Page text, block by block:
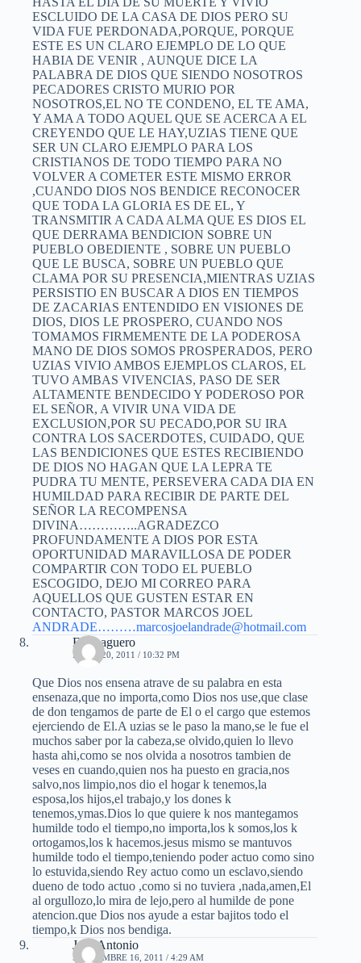
ESCLUIDO DE LA CASA DE DIOS PERO SU
VIDA FUE PERDONADA,PORQUE, PORQUE
ESTE ES UN CLARO EJEMPLO DE LO QUE
HABIA DE VENIR , AUNQUE DICE LA
PALABRA DE DIOS QUE SIENDO NOSOTROS
PECADORES CRISTO MURIO POR
NOSOTROS,EL NO TE CONDENO, EL TE AMA,
Y AMA A TODO AQUEL QUE SE ACERCA A EL
CREYENDO QUE LE HAY,UZIAS TIENE QUE
SER UN CLARO EJEMPLO PARA LOS
CRISTIANOS DE TODO TIEMPO PARA NO
VOLVER A COMETER ESTE MISMO ERROR
,CUANDO DIOS NOS BENDICE RECONOCER
QUE TODA LA GLORIA ES DE EL, Y
TRANSMITIR A CADA ALMA QUE ES DIOS EL
QUE DERRAMA BENDICION SOBRE UN
PUEBLO OBEDIENTE , SOBRE UN PUEBLO
QUE LE BUSCA, SOBRE UN PUEBLO QUE
CLAMA POR SU PRESENCIA,MIENTRAS UZIAS
PERSISTIO EN BUSCAR A DIOS EN TIEMPOS
DE ZACARIAS ENTENDIDO EN VISIONES DE
DIOS, DIOS LE PROSPERO, CUANDO NOS
TOMAMOS FIRMEMENTE DE LA PODEROSA
MANO DE DIOS SOMOS PROSPERADOS, PERO
UZIAS VIVIO AMBOS EJEMPLOS CLAROS, EL
TUVO AMBAS VIVENCIAS, PASO DE SER
ALTAMENTE BENDECIDO Y PODEROSO POR
EL SEÑOR, A VIVIR UNA VIDA DE
EXCLUSION,POR SU PECADO,POR SU IRA
CONTRA LOS SACERDOTES, CUIDADO, QUE
LAS BENDICIONES QUE ESTES RECIBIENDO
DE DIOS NO HAGAN QUE LA LEPRA TE
PUDRA TU MENTE, PERSEVERA CADA DIA EN
HUMILDAD PARA RECIBIR DE PARTE DEL
SEÑOR LA RECOMPENSA
DIVINA…………..AGRADEZCO
PROFUNDAMENTE A DIOS POR ESTA
OPORTUNIDAD MARAVILLOSA DE PODER
COMPARTIR CON TODO EL PUEBLO
ESCOGIDO, DEJO MI CORREO PARA
AQUELLOS QUE GUSTEN ESTAR EN
CONTACTO, PASTOR MARCOS JOEL
ANDRADE………marcosjoelandrade@hotmail.com
Elias aguero
MAYO 20, 2011 / 10:32 PM
Que Dios nos ensena atrave de su palabra en esta
ensenaza,que no importa,como Dios nos use,que clase
de don tengamos de parte de El o el cargo que estemos
ejerciendo de El.A uzias se le paso la mano,se le fue el
muchos saber por la cabeza,se olvido,quien lo llevo
hasta ahi,como se nos olvida a nosotros tambien de
veses en cuando,quien nos ha puesto en gracia,nos
salvo,nos limpio,nos dio el hogar k tenemos,la
esposa,los hijos,el trabajo,y los dones k
tenemos,ymas.Dios lo que quiere k nos mantegamos
humilde todo el tiempo,no importa,los k somos,los k
ortogamos,los k hacemos.jesus mismo se mantuvos
humilde todo el tiempo,teniendo poder actuo como sino
lo estuvida,siendo Rey actuo como un esclavo,siendo
dueno de todo actuo ,como si no tuviera ,nada,amen,El
al orgullozo,lo mira de lejo,pero al humilde de pone
atencion.que Dios nos ayude a estar bajitos todo el
tiempo,k Dios nos bendiga.
José Antonio
SEPTIEMBRE 16, 2011 / 4:29 AM